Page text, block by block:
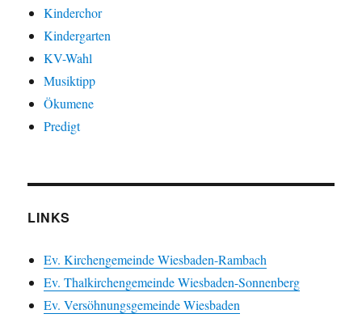
Kinderchor
Kindergarten
KV-Wahl
Musiktipp
Ökumene
Predigt
LINKS
Ev. Kirchengemeinde Wiesbaden-Rambach
Ev. Thalkirchengemeinde Wiesbaden-Sonnenberg
Ev. Versöhnungsgemeinde Wiesbaden